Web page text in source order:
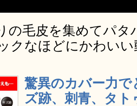
の毛皮を集めてパ
クなほどにかわい
驚異のカバー力
ズ跡、刺青、タ